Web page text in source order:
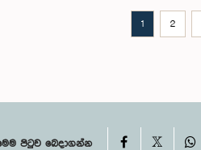
1 2
පිටුව බෙදාගන්න Facebook